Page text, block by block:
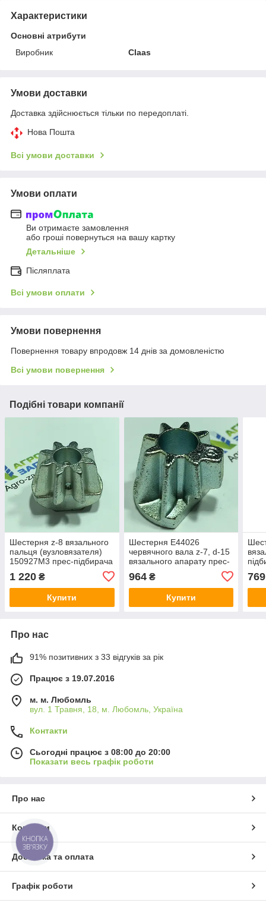
Характеристики
Основні атрибути
Виробник
Claas
Умови доставки
Доставка здійснюється тільки по передоплаті.
Нова Пошта
Всі умови доставки
Умови оплати
Ви отримаєте замовлення
або гроші повернуться на вашу картку
Детальніше
Післяплата
Всі умови оплати
Умови повернення
Повернення товару впродовж 14 днів за домовленістю
Всі умови повернення
Подібні товари компанії
Шестерня z-8 вязального
пальця (вузловязателя)
150927M3 прес-підбирача
Massey Ferguson 10/8, 15,
15/8, 20/8 (8 зубців)
1 220 ₴
Купити
Шестерня E44026
червячного вала z-7, d-15
вязального апарату прес-
964₴
Купити
769
Про нас
91% позитивних з 33 відгуків за рік
Працює з 19.07.2016
м. м. Любомль
вул. 1 Травня, 18, м. Любомль, Україна
Контакти
Сьогодні працює з 08:00 до 20:00
Показати весь графік роботи
Про нас
Контакти
Доставка та оплата
Графік роботи
КНОПКА
ЗВ'ЯЗКУ